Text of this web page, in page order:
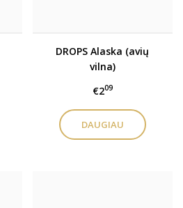
DROPS Alaska (avių
vilna)
€209
DAUGIAU